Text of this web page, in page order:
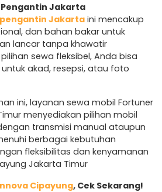
Pengantin Jakarta
Jakarta ini mencakup
dan bahan bakar untuk
lancar tanpa khawatir
sewa fleksibel, Anda bisa
akad, resepsi, atau foto
ini, layanan sewa mobil Fortuner
menyediakan pilihan mobil
transmisi manual ataupun
berbagai kebutuhan
fleksibilitas dan kenyamanan
Jakarta Timur
Cipayung, Cek Sekarang!